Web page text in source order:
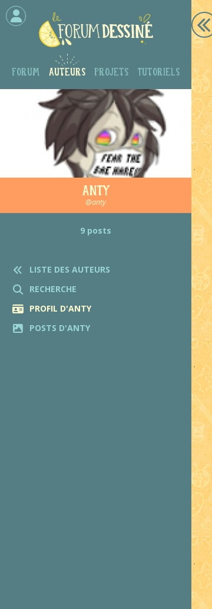
Forum Auteurs Projets Tutoriels
Anty
@anty
9 posts
LISTE DES AUTEURS
RECHERCHE
PROFIL D'ANTY
POSTS D'ANTY